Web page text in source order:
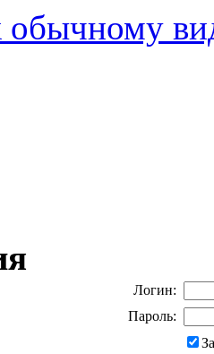
обычному
Логин:
Пароль: